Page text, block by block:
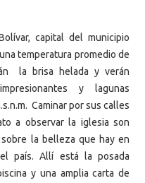
capital del municipio
temperatura promedio de
la brisa helada y verán
y lagunas
Caminar por sus calles
a observar la iglesia son
la belleza que hay en
país. Allí está la posada
y una amplia carta de